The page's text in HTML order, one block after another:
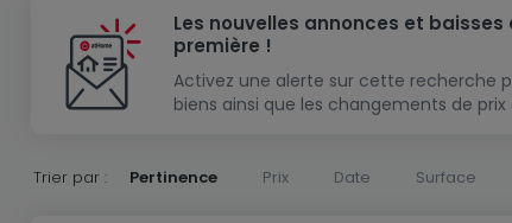
Maison mitoyenne
Maison jumelée
Chambre
Studio
Résidence
Lotissement
Maison à construire
Modèle de maison
Immeuble de rapport
Les nouvelles annonces et
première !
Activez une alerte sur cette recherche
biens ainsi que les changements de
Trier par : Pertinence Prix Date Surface